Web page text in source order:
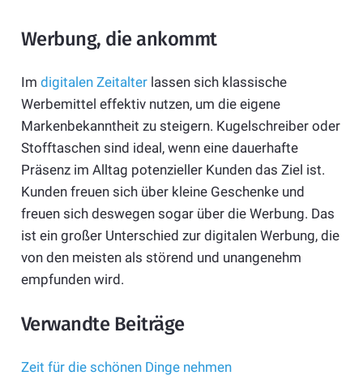
Werbung, die ankommt
Im digitalen Zeitalterlassen sich klassische
Werbemittel effektiv nutzen, um die eigene
Markenbekanntheit zu steigern. Kugelschreiber oder
Stofftaschen sind ideal, wenn eine dauerhafte
Präsenz im Alltag potenzieller Kunden das Ziel ist.
Kunden freuen sich über kleine Geschenke und
freuen sich deswegen sogar über die Werbung. Das
ist ein großer Unterschied zur digitalen Werbung, die
von den meisten als störend und unangenehm
empfunden wird.
Verwandte Beiträge
Zeit für die schönen Dinge nehmen